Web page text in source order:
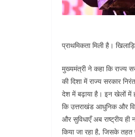
प्राथमिकता मिली है।
मुख्यमंत्री ने कहा कि राज्य
की दिशा में राज्य सरकार
देश में बढ़ाया है। इन खेलों में
कि उत्तराखंड आधुनिक और
और सुविधाएँ अब राष्ट्रीय ही
किया जा रहा है, जिसके